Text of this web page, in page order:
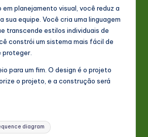
planejamento visual, você reduz a
sua equipe. Você cria uma linguagem
transcende estilos individuais de
constrói um sistema mais fácil de
proteger.
para um fim. O design é o projeto
o projeto, e a construção será
diagram